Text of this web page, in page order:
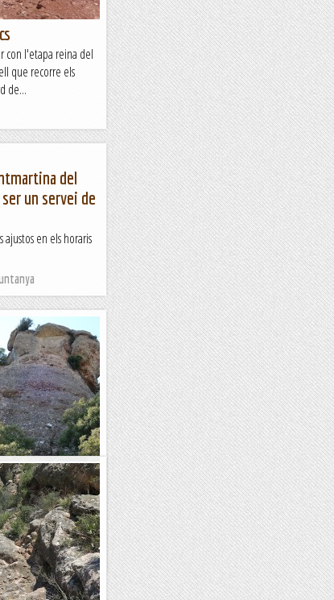
con l'etapa reina del
que recorre els
de...
del
un servei de
ajustos en els horaris
del Llop, via
10-06-2021.
destaca de lluny.
podem i el...